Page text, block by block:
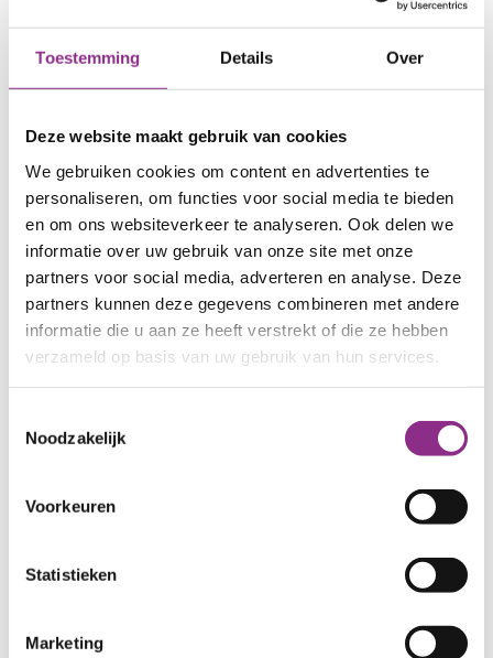
Toestemming Details Over
Deze website maakt gebruik van cookies
We gebruiken cookies om content en advertenties te
personaliseren, om functies voor social media te bieden
en om ons websiteverkeer te analyseren. Ook delen we
informatie over uw gebruik van onze site met onze
partners voor social media, adverteren en analyse. Deze
partners kunnen deze gegevens combineren met andere
informatie die u aan ze heeft verstrekt of die ze hebben
verzameld op basis van uw gebruik van hun services.
Noodzakelijk
Voorkeuren
Statistieken
Marketing
systeem hebt, kan je het best een lokale
belangrijkste ruimte, de woonkamer, goed
ventileren. Deze unit gebruikt de warmte van de
afgevoerde lucht om verse lucht op te warmen.
Zo bespaar je gelijk ook energie!
Je kunt de ventilatie ook uitbreiden met sensoren
die CO2 en/of vocht meten. Zijn er meer mensen in
huis? Dan komt er meer CO2 in de lucht. De
sensor meet dit en laat de ventilatie harder
werken.
5 handige ventilatietips
Zorg dat er altijd lucht van buiten naar
binnen kan. Gebruik roosters of zet ramen op
Zorg voor goede luchtcirculatie in je huis:
binnendeur en de drempel en plaats